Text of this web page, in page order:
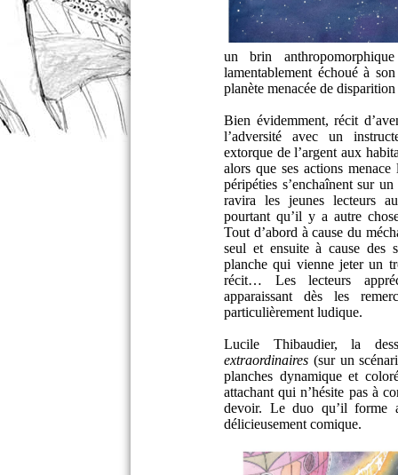
un brin
lamentablement échoué à
planète menacée de
Bien évidemment, récit
l’adversité avec un
extorque de l’argent aux
alors que ses actions
péripéties s’enchaînent sur
ravira les jeunes lecteurs
pourtant qu’il y a autre
Tout d’abord à cause du
seul et ensuite à cause des
planche qui vienne jeter un
récit… Les lecteurs
apparaissant dès les
particulièrement ludique.
Lucile Thibaudier, la
extraordinaires (sur un
planches dynamique et
attachant qui n’hésite pas à
devoir. Le duo qu’il forme
délicieusement comique.